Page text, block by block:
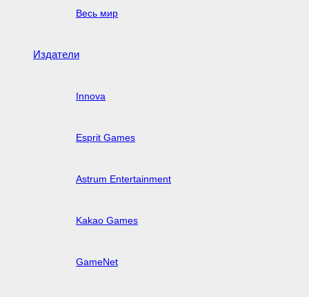
Весь мир
Издатели
Innova
Esprit Games
Astrum Entertainment
Kakao Games
GameNet